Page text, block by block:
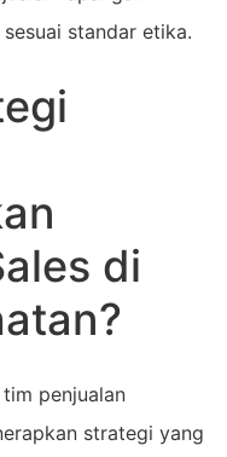
standar etika.
di
penjualan
strategi yang